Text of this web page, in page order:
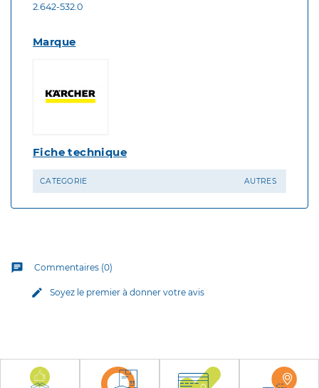
2.642-532.0
Marque
Fiche technique
CATEGORIE AUTRES
chat Commentaires (0)
edit Soyez le premier à donner votre avis